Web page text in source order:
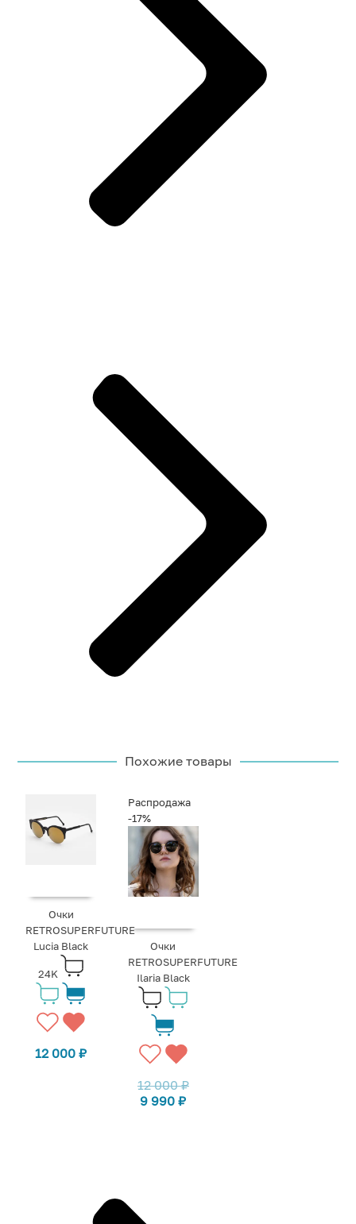
Похожие товары
Очки
RETROSUPERFUTURE
Lucia Black
24K
12 000₽
Распродажа
-17%
Очки
RETROSUPERFUTURE
Ilaria Black
12 000₽
9 990₽